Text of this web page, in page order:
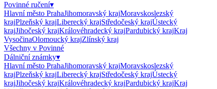
Povinné ručení▾
Hlavní město PrahaJihomoravský krajMoravskoslezský
krajPlzeňský krajLiberecký krajStředočeský krajÚstecký
krajJihočeský krajKrálovéhradecký krajPardubický krajKraj
VysočinaOlomoucký krajZlínský kraj
Všechny v Povinné
Dálniční známky▾
Hlavní město PrahaJihomoravský krajMoravskoslezský
krajPlzeňský krajLiberecký krajStředočeský krajÚstecký
krajJihočeský krajKrálovéhradecký krajPardubický krajKraj